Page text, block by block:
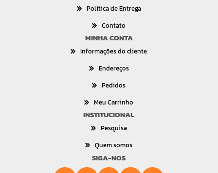
Política de Entrega
Contato
MINHA CONTA
Informações do cliente
Endereços
Pedidos
Meu Carrinho
INSTITUCIONAL
Pesquisa
Quem somos
SIGA-NOS